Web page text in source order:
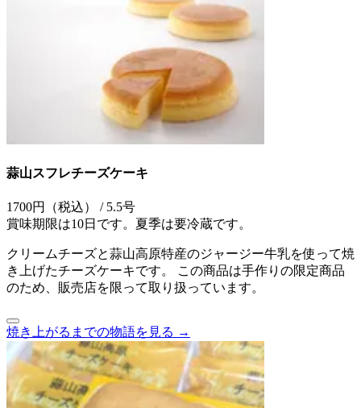
蒜山スフレチーズケーキ
1700円（税込） / 5.5号
賞味期限は10日です。夏季は要冷蔵です。
クリームチーズと蒜山高原特産のジャージー牛乳を使って焼
き上げたチーズケーキです。 この商品は手作りの限定商品
のため、販売店を限って取り扱っています。
焼き上がるまでの物語を見る →